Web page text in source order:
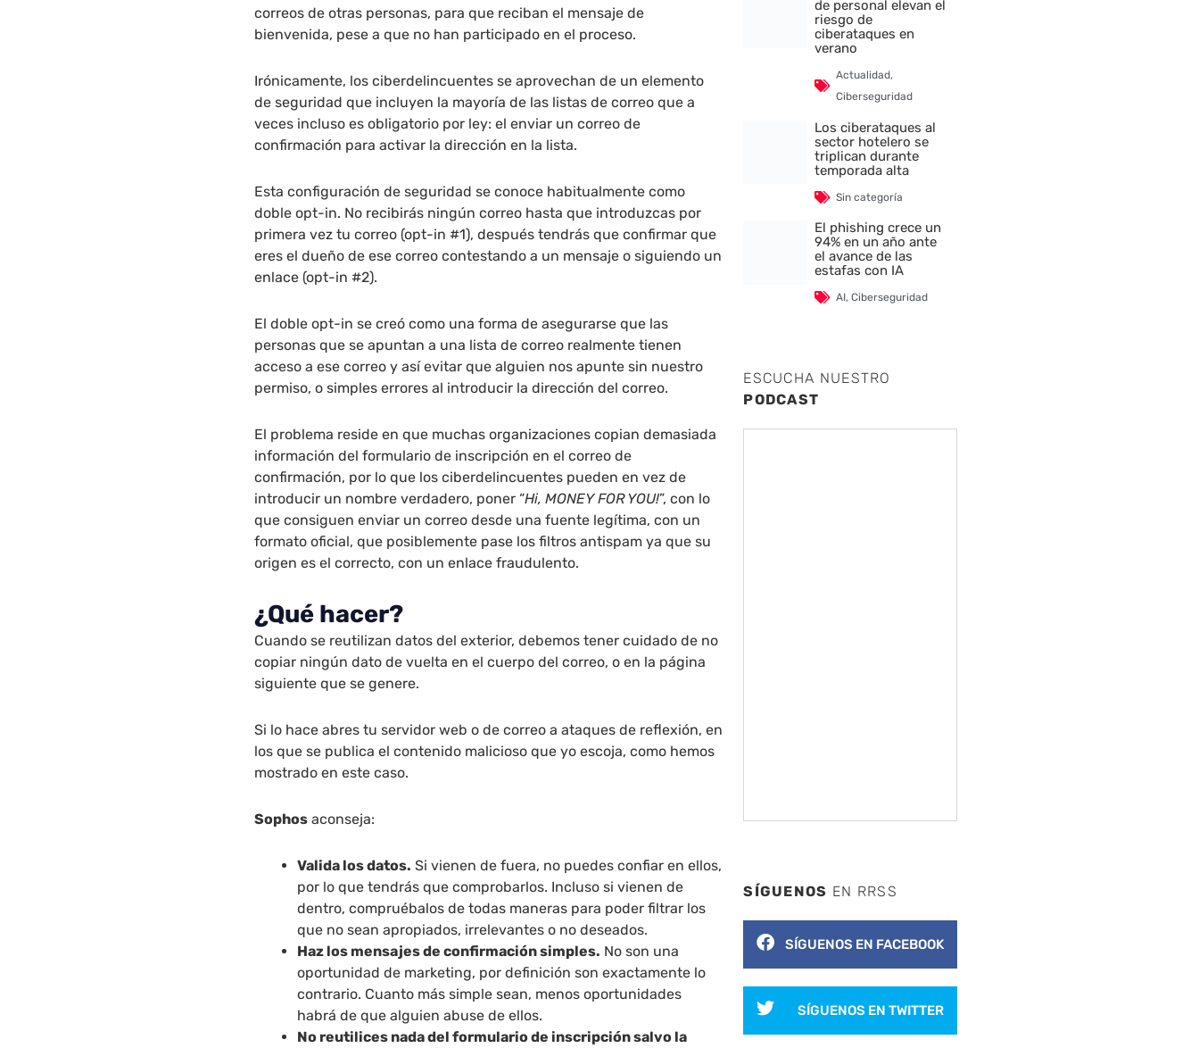
correos de otras personas, para que reciban el mensaje de
bienvenida, pese a que no han participado en el proceso.
Irónicamente, los ciberdelincuentes se aprovechan de un elemento
de seguridad que incluyen la mayoría de las listas de correo que a
veces incluso es obligatorio por ley: el enviar un correo de
confirmación para activar la dirección en la lista.
Esta configuración de seguridad se conoce habitualmente como
doble opt-in. No recibirás ningún correo hasta que introduzcas por
primera vez tu correo (opt-in #1), después tendrás que confirmar que
eres el dueño de ese correo contestando a un mensaje o siguiendo un
enlace (opt-in #2).
El doble opt-in se creó como una forma de asegurarse que las
personas que se apuntan a una lista de correo realmente tienen
acceso a ese correo y así evitar que alguien nos apunte sin nuestro
permiso, o simples errores al introducir la dirección del correo.
El problema reside en que muchas organizaciones copian demasiada
información del formulario de inscripción en el correo de
confirmación, por lo que los ciberdelincuentes pueden en vez de
introducir un nombre verdadero, poner “Hi, MONEY FOR YOU!”, con lo
que consiguen enviar un correo desde una fuente legítima, con un
formato oficial, que posiblemente pase los filtros antispam ya que su
origen es el correcto, con un enlace fraudulento.
¿Qué hacer?
Cuando se reutilizan datos del exterior, debemos tener cuidado de no
copiar ningún dato de vuelta en el cuerpo del correo, o en la página
siguiente que se genere.
Si lo hace abres tu servidor web o de correo a ataques de reflexión, en
los que se publica el contenido malicioso que yo escoja, como hemos
mostrado en este caso.
Sophos aconseja:
Valida los datos. Si vienen de fuera, no puedes confiar en ellos,
por lo que tendrás que comprobarlos. Incluso si vienen de
dentro, compruébalos de todas maneras para poder filtrar los
que no sean apropiados, irrelevantes o no deseados.
Haz los mensajes de confirmación simples. No son una
oportunidad de marketing, por definición son exactamente lo
contrario. Cuanto más simple sean, menos oportunidades
habrá de que alguien abuse de ellos.
No reutilices nada del formulario de inscripción salvo la
de personal elevan el
riesgo de
ciberataques en
verano
Actualidad,
Ciberseguridad
Los ciberataques al
sector hotelero se
triplican durante
temporada alta
Sin categoría
El phishing crece un
94% en un año ante
el avance de las
estafas con IA
AI,Ciberseguridad
ESCUCHA NUESTRO
PODCAST
SÍGUENOS EN RRSS
SÍGUENOS EN FACEBOOK
SÍGUENOS EN TWITTER